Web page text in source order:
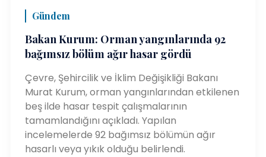
Gündem
Bakan Kurum: Orman yangınlarında 92
bağımsız bölüm ağır hasar gördü
Çevre, Şehircilik ve İklim Değişikliği Bakanı
Murat Kurum, orman yangınlarından etkilenen
beş ilde hasar tespit çalışmalarının
tamamlandığını açıkladı. Yapılan
incelemelerde 92 bağımsız bölümün ağır
hasarlı veya yıkık olduğu belirlendi.